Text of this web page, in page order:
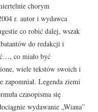
chorym
r. autor i wydawca
co robić dalej, wszak
do redakcji i
co miało być
wiele tekstów swoich i
zapomniał. Legenda ziemi
czasopisma się
wydawanie „Wiana”